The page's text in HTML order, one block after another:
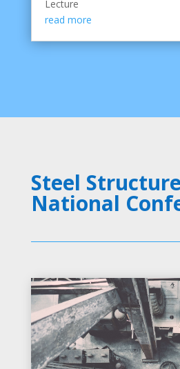
Lecture
read more
Steel
National